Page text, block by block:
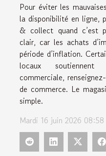
Pour éviter les
la disponibilité en ligne,
& collect quand c’est
clair, car les achats
période d’inflation.
locaux
commerciale,
de commerce. Le
simple.
Mardi 16 juin 2026 08:58